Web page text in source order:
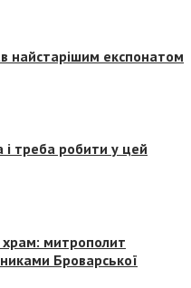
найстарішим експонатом
треба робити у цей
митрополит
Броварської